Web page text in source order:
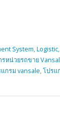
System,Logistic,
รหน่วยรถขาย
กรม vansale,โปรแ